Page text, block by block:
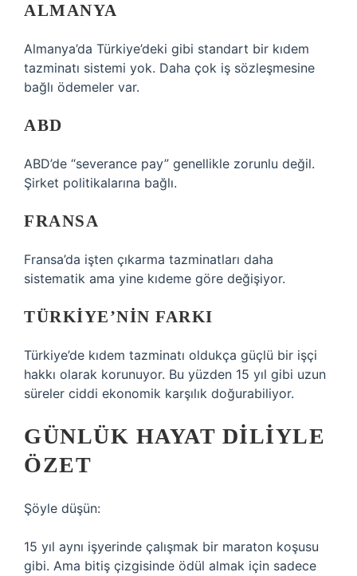
ALMANYA
Almanya’da Türkiye’deki gibi standart bir kıdem
tazminatı sistemi yok. Daha çok iş sözleşmesine
bağlı ödemeler var.
ABD
ABD’de “severance pay” genellikle zorunlu değil.
Şirket politikalarına bağlı.
FRANSA
Fransa’da işten çıkarma tazminatları daha
sistematik ama yine kıdeme göre değişiyor.
TÜRKIYE’NIN FARKI
Türkiye’de kıdem tazminatı oldukça güçlü bir işçi
hakkı olarak korunuyor. Bu yüzden 15 yıl gibi uzun
süreler ciddi ekonomik karşılık doğurabiliyor.
GÜNLÜK HAYAT DILIYLE
ÖZET
Şöyle düşün:
15 yıl aynı işyerinde çalışmak bir maraton koşusu
gibi. Ama bitiş çizgisinde ödül almak için sadece